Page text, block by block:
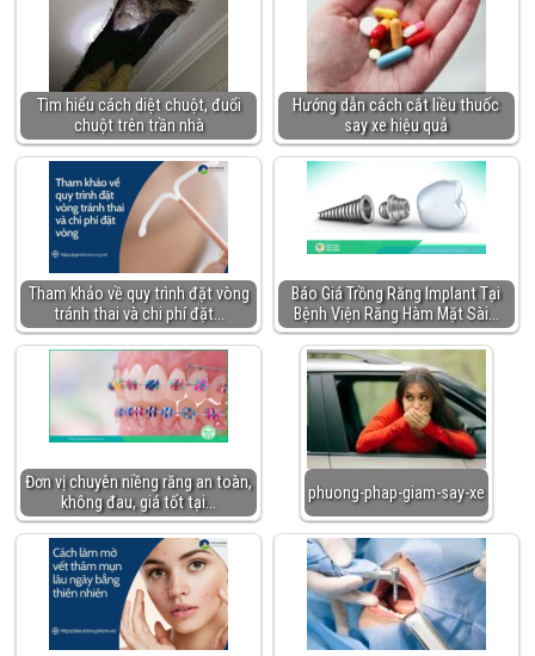
Tìm hiểu cách diệt chuột, đuổi
chuột trên trần nhà
Hướng dẫn cách cắt liều thuốc
say xe hiệu quả
Tham khảo về quy trình đặt vòng
tránh thai và chi phí đặt…
Báo Giá Trồng Răng Implant Tại
Bệnh Viện Răng Hàm Mặt Sài…
Đơn vị chuyên niềng răng an toàn,
không đau, giá tốt tại…
phuong-phap-giam-say-xe